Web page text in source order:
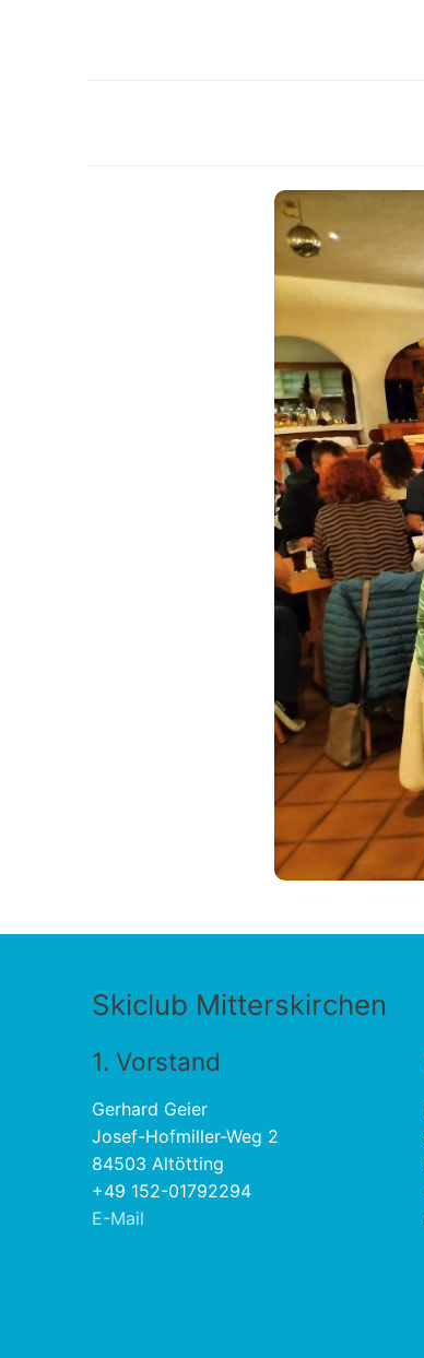
Skiclub Mitterskirchen
1. Vorstand
Gerhard Geier
Josef-Hofmiller-Weg 2
84503 Altötting
+49 152-01792294
E-Mail